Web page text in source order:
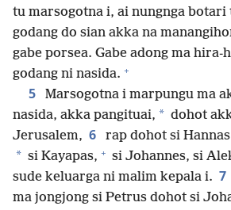
tu marsogotna i, ai nungnga
godang do sian akka na
gabe porsea. Gabe adong ma hira-
godang ni nasida. +
5
Marsogotna i marpungu ma
nasida, akka pangituai, * dohot
Jerusalem, 6 rap dohot si Hannas
* si Kayapas, + si Johannes, si
sude keluarga ni malim kepala i. 7
ma jongjong si Petrus dohot si